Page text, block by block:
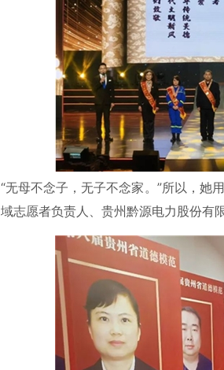
“无母不念子，无子不念家。”所以，她
域志愿者负责人、贵州黔源电力股份有